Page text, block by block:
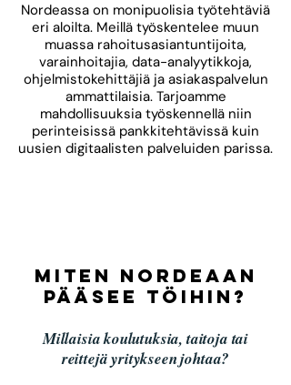
Nordeassa on monipuolisia työtehtäviä
eri aloilta. Meillä työskentelee muun
muassa rahoitusasiantuntijoita,
varainhoitajia, data-analyytikkoja,
ohjelmistokehittäjiä ja asiakaspalvelun
ammattilaisia. Tarjoamme
mahdollisuuksia työskennellä niin
perinteisissä pankkitehtävissä kuin
uusien digitaalisten palveluiden parissa.
Miten Nordeaan
pääsee töihin?
Millaisia koulutuksia, taitoja tai
reittejä yritykseen johtaa?​​